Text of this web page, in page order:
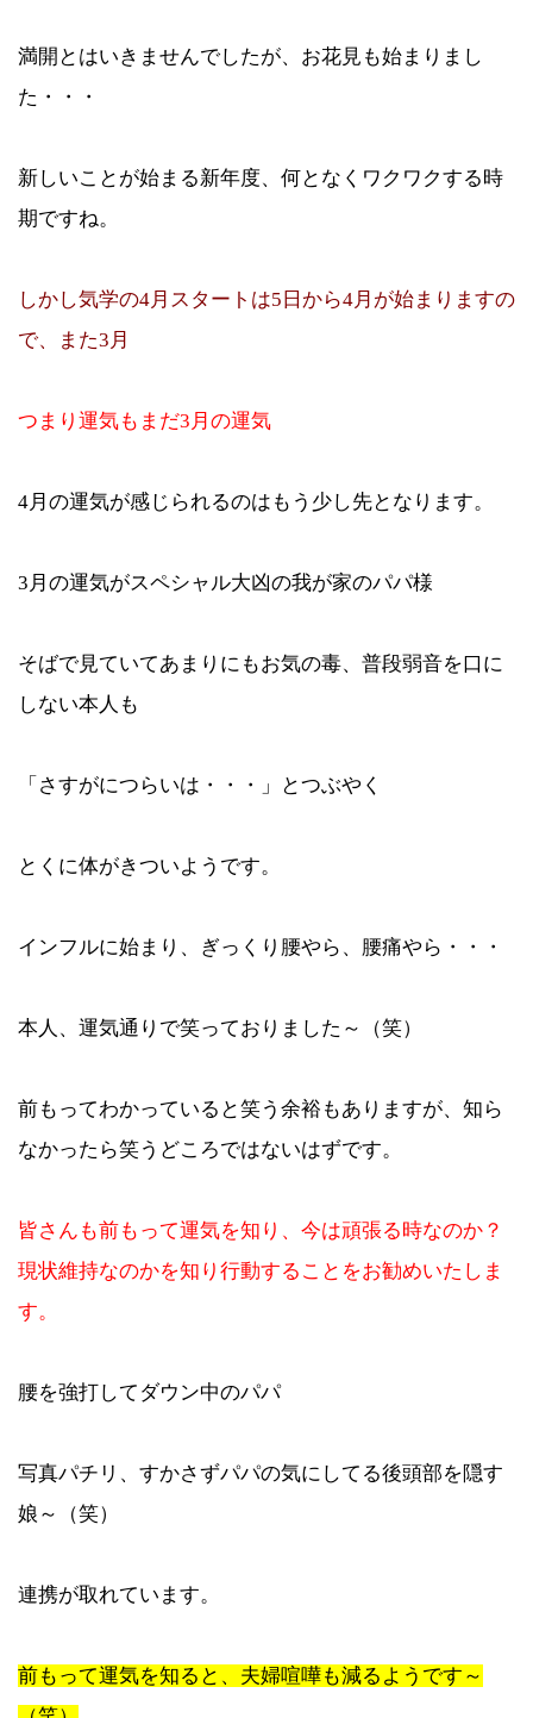
満開とはいきませんでしたが、お花見も始まりまし
た・・・
新しいことが始まる新年度、何となくワクワクする時
期ですね。
しかし気学の4月スタートは5日から4月が始まりますの
で、また3月
つまり運気もまだ3月の運気
4月の運気が感じられるのはもう少し先となります。
3月の運気がスペシャル大凶の我が家のパパ様
そばで見ていてあまりにもお気の毒、普段弱音を口に
しない本人も
「さすがにつらいは・・・」とつぶやく
とくに体がきついようです。
インフルに始まり、ぎっくり腰やら、腰痛やら・・・
本人、運気通りで笑っておりました～（笑）
前もってわかっていると笑う余裕もありますが、知ら
なかったら笑うどころではないはずです。
皆さんも前もって運気を知り、今は頑張る時なのか？
現状維持なのかを知り行動することをお勧めいたしま
す。
腰を強打してダウン中のパパ
写真パチリ、すかさずパパの気にしてる後頭部を隠す
娘～（笑）
連携が取れています。
前もって運気を知ると、夫婦喧嘩も減るようです～